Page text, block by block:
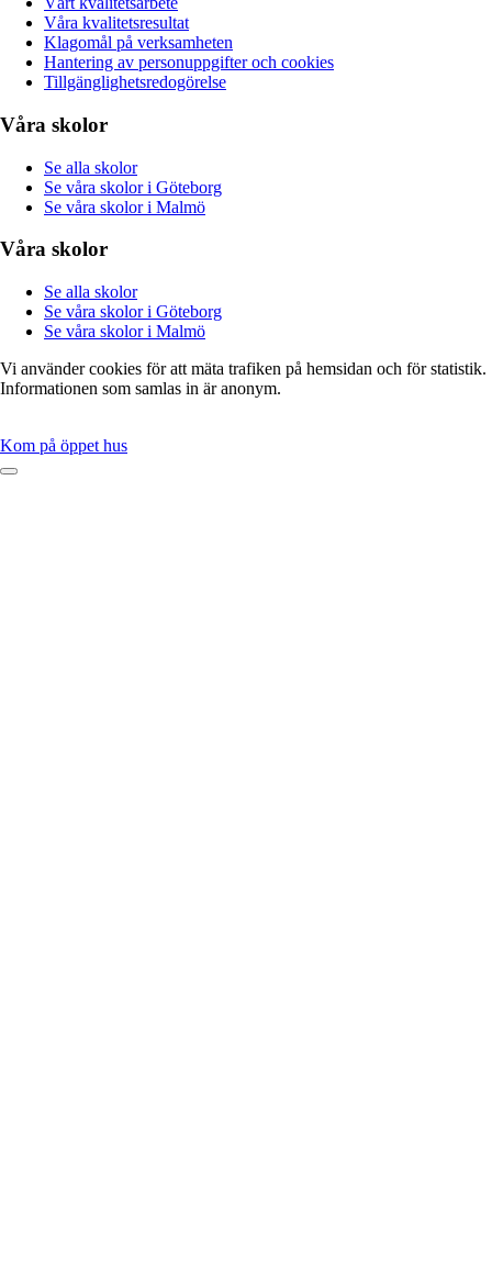
Våra kvalitetsresultat
Klagomål på verksamheten
Hantering av personuppgifter och cookies
Tillgänglighetsredogörelse
Våra skolor
Se alla skolor
Se våra skolor i Göteborg
Se våra skolor i Malmö
Våra skolor
Se alla skolor
Se våra skolor i Göteborg
Se våra skolor i Malmö
Vi använder cookies för att mäta trafiken på hemsidan och för statistik.
Informationen som samlas in är anonym.
Kom på öppet hus